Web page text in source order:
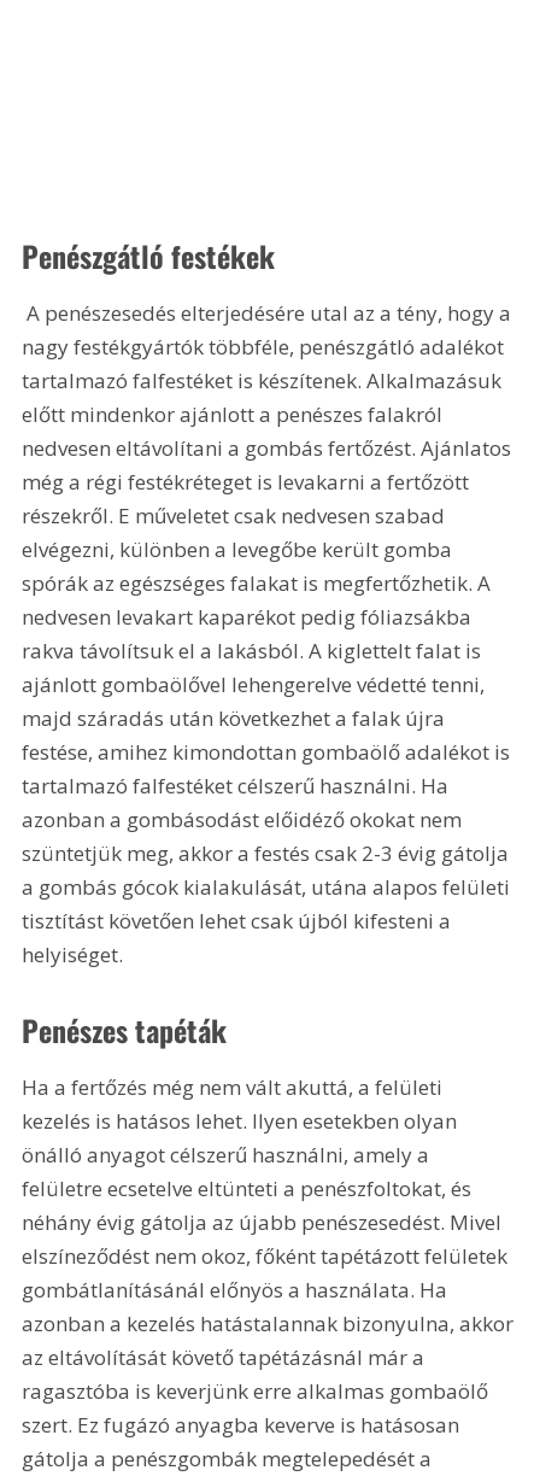
Penészgátló festékek
A penészesedés elterjedésére utal az a tény, hogy a
nagy festékgyártók többféle, penészgátló adalékot
tartalmazó falfestéket is készítenek. Alkalmazásuk
előtt mindenkor ajánlott a penészes falakról
nedvesen eltávolítani a gombás fertőzést. Ajánlatos
még a régi festékréteget is levakarni a fertőzött
részekről. E műveletet csak nedvesen szabad
elvégezni, különben a levegőbe került gomba
spórák az egészséges falakat is megfertőzhetik. A
nedvesen levakart kaparékot pedig fóliazsákba
rakva távolítsuk el a lakásból. A kiglettelt falat is
ajánlott gombaölővel lehengerelve védetté tenni,
majd száradás után következhet a falak újra
festése, amihez kimondottan gombaölő adalékot is
tartalmazó falfestéket célszerű használni. Ha
azonban a gombásodást előidéző okokat nem
szüntetjük meg, akkor a festés csak 2-3 évig gátolja
a gombás gócok kialakulását, utána alapos felületi
tisztítást követően lehet csak újból kifesteni a
helyiséget.
Penészes tapéták
Ha a fertőzés még nem vált akuttá, a felületi
kezelés is hatásos lehet. Ilyen esetekben olyan
önálló anyagot célszerű használni, amely a
felületre ecsetelve eltünteti a penészfoltokat, és
néhány évig gátolja az újabb penészesedést. Mivel
elszíneződést nem okoz, főként tapétázott felületek
gombátlanításánál előnyös a használata. Ha
azonban a kezelés hatástalannak bizonyulna, akkor
az eltávolítását követő tapétázásnál már a
ragasztóba is keverjünk erre alkalmas gombaölő
szert. Ez fugázó anyagba keverve is hatásosan
gátolja a penészgombák megtelepedését a